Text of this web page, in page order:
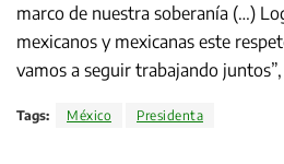
marco de nuestra soberanía (…)
mexicanos y mexicanas este
vamos a seguir trabajando
Tags: México Presidenta